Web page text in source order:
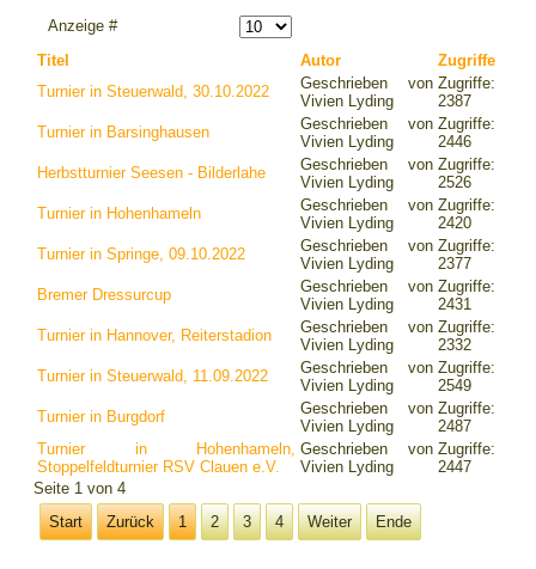
Anzeige #
Titel
Autor
Zugriffe
Turnier in Steuerwald, 30.10.2022
Geschrieben von
Vivien Lyding
Zugriffe:
2387
Turnier in Barsinghausen
Geschrieben von
Vivien Lyding
Zugriffe:
2446
Herbstturnier Seesen - Bilderlahe
Geschrieben von
Vivien Lyding
Zugriffe:
2526
Turnier in Hohenhameln
Geschrieben von
Vivien Lyding
Zugriffe:
2420
Turnier in Springe, 09.10.2022
Geschrieben von
Vivien Lyding
Zugriffe:
2377
Bremer Dressurcup
Geschrieben von
Vivien Lyding
Zugriffe:
2431
Turnier in Hannover, Reiterstadion
Geschrieben von
Vivien Lyding
Zugriffe:
2332
Turnier in Steuerwald, 11.09.2022
Geschrieben von
Vivien Lyding
Zugriffe:
2549
Turnier in Burgdorf
Geschrieben von
Vivien Lyding
Zugriffe:
2487
Turnier in Hohenhameln,
Stoppelfeldturnier RSV Clauen e.V.
Geschrieben von
Vivien Lyding
Zugriffe:
2447
Seite 1 von 4
Start
Zurück 1 2 3 4 Weiter Ende